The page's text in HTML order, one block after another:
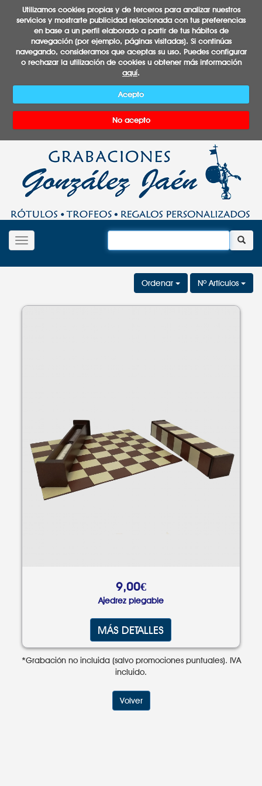
Utilizamos cookies propias y de terceros para analizar nuestros
servicios y mostrarte publicidad relacionada con tus preferencias
en base a un perfil elaborado a partir de tus hábitos de
navegación (por ejemplo, páginas visitadas). Si continúas
navegando, consideramos que aceptas su uso. Puedes configurar
o rechazar la utilización de cookies u obtener más información
aquí.
Acepto
No acepto
Desplegar navegación
Ordenar Nº Artículos
9,00€
Ajedrez plegable
MÁS DETALLES
*Grabación no incluida (salvo promociones puntuales). IVA
incluido.
Volver